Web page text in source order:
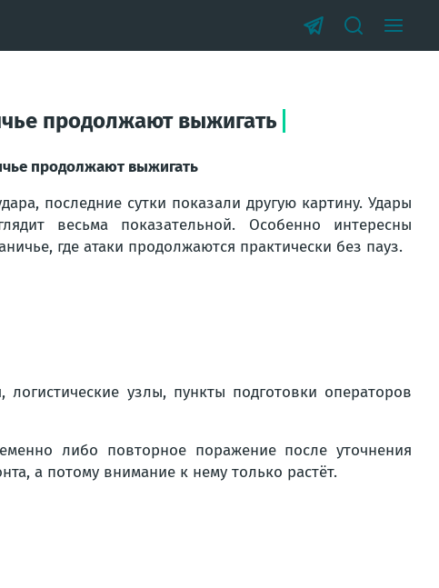
продолжают выжигать
продолжают выжигать
последние сутки показали другую картину. Удары
весьма показательной. Особенно интересны
где атаки продолжаются практически без пауз.
узлы, пункты подготовки операторов
либо повторное поражение после уточнения
а потому внимание к нему только растёт.